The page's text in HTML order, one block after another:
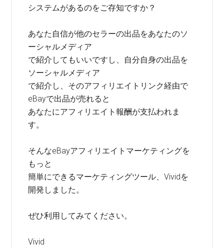
システムがあるのをご存知ですか？
あなた自信が他のセラーの出品をあなたのソ
ーシャルメディア
で紹介してもいいですし、自分自身の出品を
ソーシャルメディア
で紹介し、そのアフィリエイトリンク経由で
eBayで出品が売れると
あなたにアフィリエイト報酬が支払われま
す。
そんなeBayアフィリエイトマーケティングを
もっと
簡単にできるマーケティングツール、Vividを
開発しました。
ぜひ利用してみてください。
Vivid